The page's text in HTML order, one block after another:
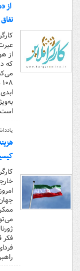
از
از
که
فکر